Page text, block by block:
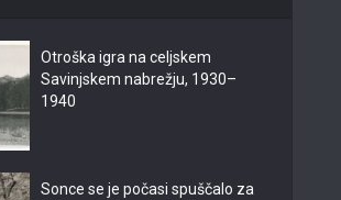
Otroška igra na celjskem
Savinjskem nabrežju, 1930–
1940
Sonce se je počasi spuščalo za